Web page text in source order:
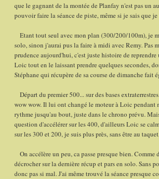
que le gagnant de la montée de Planfay n'est pas un
pouvoir faire la séance de piste, même si je sais que
Etant tout seul avec mon plan (300/200/100m), je
solo, sinon j'aurai pus la faire à midi avec Remy. Pas
prudence aujourd'hui, c'est juste histoire de
Loic tout en le laissant prendre quelques secondes,
Stéphane qui récupère de sa course de dimanche fait
Départ du premier 500... sur des bases
wow wow. Il lui ont changé le moteur à Loic pendant
rythme jusqu'au bout, juste dans le chrono prévu.
question d'accélérer sur les 400, d'ailleurs Loic se
sur les 300 et 200, je suis plus près, sans être au
On accélère un peu, ca passe presque bien.
décrocher sur la dernière récup et pars en solo. Sans
donc pas si mal. J'ai même trouvé la séance presque